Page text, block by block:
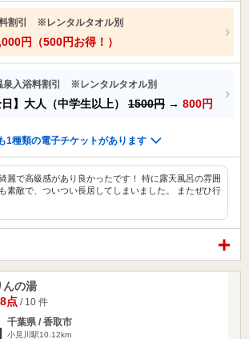
割引 ※レンタルタオル別
円（500円お得！）
泉入浴料割引 ※レンタルタオル別
日】大人（中学生以上） 1500円 → 800円
1種類の電子チケットがあります
麗で高級感があり良かったです！ 特に露天風呂の雰囲
素敵で、ついつい長居してしまいました。 またぜひ行
の湯
点 / 10 件
千葉県 / 香取市
小見川駅10.12km